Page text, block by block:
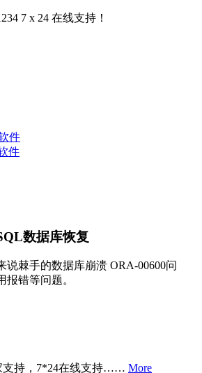
7 x 24 在线支持！
件
件
数据库恢复
说棘手的数据库崩溃 ORA-00600问
错等问题。
支持，7*24在线支持…… More